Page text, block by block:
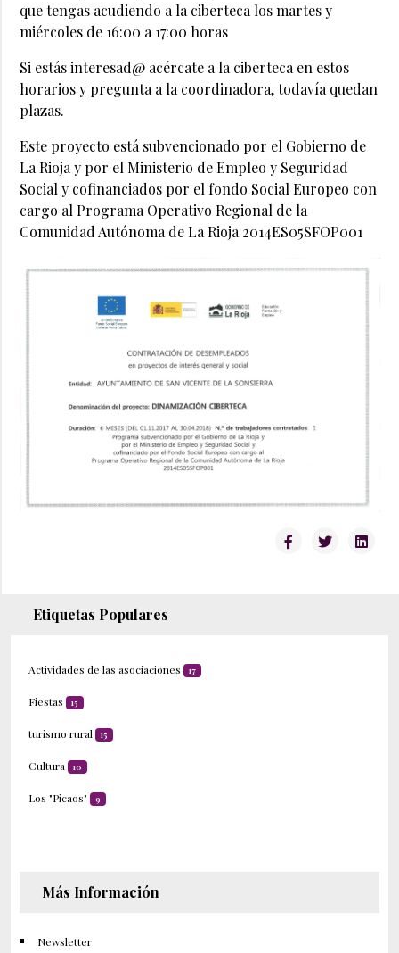
que tengas acudiendo a la ciberteca los martes y
miércoles de 16:00 a 17:00 horas
Si estás interesad@ acércate a la ciberteca en estos
horarios y pregunta a la coordinadora, todavía quedan
plazas.
Este proyecto está subvencionado por el Gobierno de
La Rioja y por el Ministerio de Empleo y Seguridad
Social y cofinanciados por el fondo Social Europeo con
cargo al Programa Operativo Regional de la
Comunidad Autónoma de La Rioja 2014ES05SFOP001
Etiquetas Populares
Actividades de las asociaciones 17
Fiestas 15
turismo rural 15
Cultura 10
Los "Picaos" 9
Más Información
Newsletter